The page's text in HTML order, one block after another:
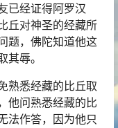
已经证得阿罗汉
丘对神圣的经藏所
题，佛陀知道他这
辱。
熟悉经藏的比丘取
他问熟悉经藏的比
法作答，因为他只